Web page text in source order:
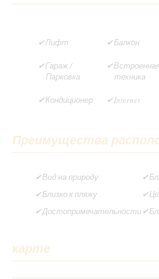
Лифт Балкон
Гараж /
Парковка
техника
Кондиционер Internet
Преимущества
Вид на природу
Близко к пляжу
Достопримечательности
карте